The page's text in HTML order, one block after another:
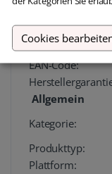
EAN-Code:
Allgemein
Kategorie:
Produkttyp:
Plattform:
Cookies